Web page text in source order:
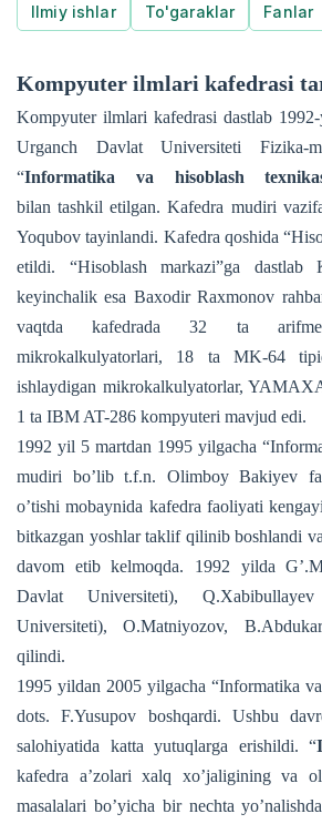
Ilmiy ishlar
To'garaklar Fanlar
Kompyuter ilmlari kafedrasi
Kompyuter ilmlari kafedrasi dastlab
Urganch Davlat Universiteti Fizika-
“Informatika va hisoblash
bilan tashkil etilgan. Kafedra mudiri
Yoqubov tayinlandi. Kafedra qoshida
etildi. “Hisoblash markazi”ga dastlab
keyinchalik esa Baxodir Raxmonov
vaqtda kafedrada 32 ta
mikrokalkulyatorlari, 18 ta MK-64
ishlaydigan mikrokalkulyatorlar,
1 ta IBM AT-286 kompyuteri mavjud edi.
1992 yil 5 martdan 1995 yilgacha
mudiri bo’lib t.f.n. Olimboy Bakiyev
o’tishi mobaynida kafedra faoliyati
bitkazgan yoshlar taklif qilinib boshlandi
davom etib kelmoqda. 1992 yilda
Davlat Universiteti),
Universiteti), O.Matniyozov,
qilindi.
1995 yildan 2005 yilgacha “Informatika
dots. F.Yusupov boshqardi. Ushbu
salohiyatida katta yutuqlarga erishildi. “
kafedra a’zolari xalq xo’jaligining va
masalalari bo’yicha bir nechta